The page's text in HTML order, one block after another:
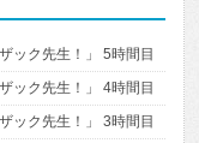
ック先生！」 5時間目
ック先生！」 4時間目
ック先生！」 3時間目